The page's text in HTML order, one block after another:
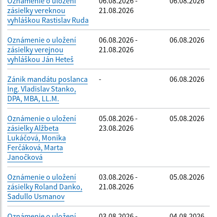
zásielky vereknou
vyhláškou Rastislav Ruda
21.08.2026
Oznámenie o uložení
zásielky verejnou
vyhláškou Ján Heteš
06.08.2026 -
21.08.2026
06.08.2026
Zánik mandátu poslanca
Ing. Vladislav Stanko,
DPA, MBA, LL.M.
- 06.08.2026
Oznámenie o uložení
zásielky Alžbeta
Lukáčová, Monika
Ferčáková, Marta
Janočková
05.08.2026 -
23.08.2026
05.08.2026
Oznámenie o uložení
zásielky Roland Danko,
Sadullo Usmanov
03.08.2026 -
21.08.2026
05.08.2026